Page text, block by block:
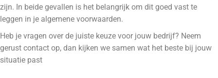
zijn. In beide gevallen is het belangrijk om dit goed vast te
leggen in je algemene voorwaarden.
Heb je vragen over de juiste keuze voor jouw bedrijf? Neem
gerust contact op, dan kijken we samen wat het beste bij jouw
situatie past